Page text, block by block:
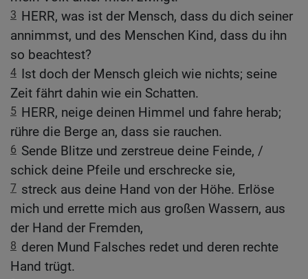
3 HERR, was ist der Mensch, dass du dich seiner
annimmst, und des Menschen Kind, dass du ihn
so beachtest?
4 Ist doch der Mensch gleich wie nichts; seine
Zeit fährt dahin wie ein Schatten.
5 HERR, neige deinen Himmel und fahre herab;
rühre die Berge an, dass sie rauchen.
6 Sende Blitze und zerstreue deine Feinde, /
schick deine Pfeile und erschrecke sie,
7 streck aus deine Hand von der Höhe. Erlöse
mich und errette mich aus großen Wassern, aus
der Hand der Fremden,
8 deren Mund Falsches redet und deren rechte
Hand trügt.